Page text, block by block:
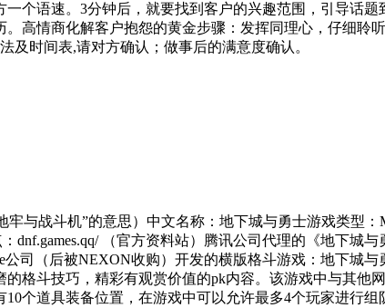
个语速。3分钟后，就要找到客户的兴趣范围，引导话
高情商化解客户抱怨的黄金步骤：发挥同理心，仔细聆
及时间表,请对方确认；做事后的满意度确认。
牢与战斗机”的意思）中文名称：地下城与勇士游戏类型
dnf.games.qq/ （官方资料站）腾讯公司代理的《地下城
司（后被NEXON收购）开发的横版格斗游戏：地下城与
格斗技巧，精彩有观赏价值的pk内容。该游戏中与其他
个道具装备位置，在游戏中可以允许最多4个玩家进行